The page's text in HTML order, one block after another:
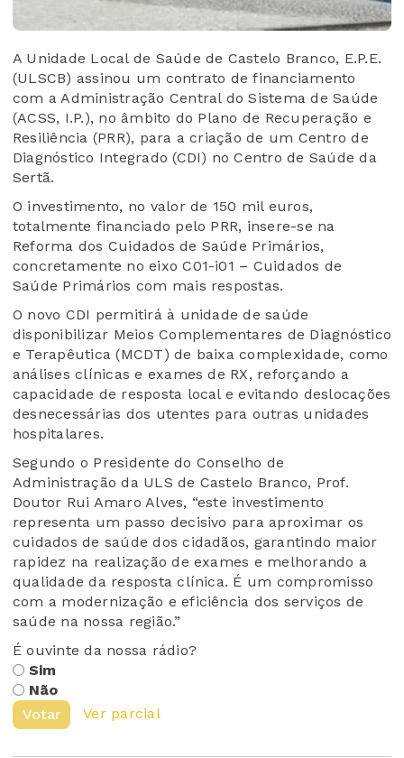
A Unidade Local de Saúde de Castelo Branco, E.P.E.
(ULSCB) assinou um contrato de financiamento
com a Administração Central do Sistema de Saúde
(ACSS, I.P.), no âmbito do Plano de Recuperação e
Resiliência (PRR), para a criação de um Centro de
Diagnóstico Integrado (CDI) no Centro de Saúde da
Sertã.
O investimento, no valor de 150 mil euros,
totalmente financiado pelo PRR, insere-se na
Reforma dos Cuidados de Saúde Primários,
concretamente no eixo C01-i01 – Cuidados de
Saúde Primários com mais respostas.
O novo CDI permitirá à unidade de saúde
disponibilizar Meios Complementares de Diagnóstico
e Terapêutica (MCDT) de baixa complexidade, como
análises clínicas e exames de RX, reforçando a
capacidade de resposta local e evitando deslocações
desnecessárias dos utentes para outras unidades
hospitalares.
Segundo o Presidente do Conselho de
Administração da ULS de Castelo Branco, Prof.
Doutor Rui Amaro Alves, “este investimento
representa um passo decisivo para aproximar os
cuidados de saúde dos cidadãos, garantindo maior
rapidez na realização de exames e melhorando a
qualidade da resposta clínica. É um compromisso
com a modernização e eficiência dos serviços de
saúde na nossa região.”
É ouvinte da nossa rádio?
Sim
Não
Votar
Ver parcial